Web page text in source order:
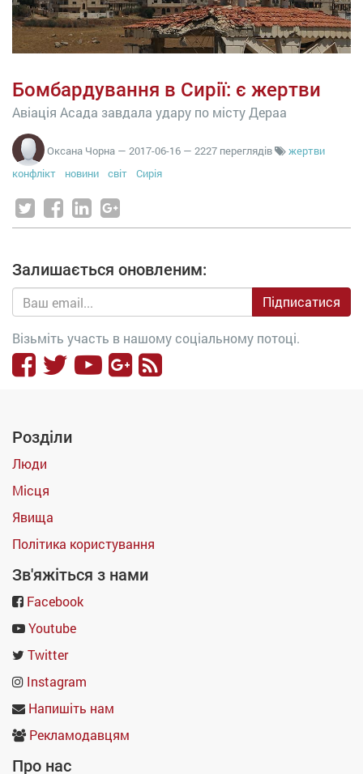
Бомбардування в Сирії: є жертви
Авіація Асада завдала удару по місту Дераа
Оксана Чорна — 2017-06-16 — 2227 переглядів
жертви
конфлікт
новини світ Сирія
Залишається оновленим:
Підписатися
Візьміть участь в нашому соціальному потоці.
Розділи
Люди
Місця
Явища
Політика користування
Зв'яжіться з нами
Facebook
Youtube
Twitter
Instagram
Напишіть нам
Рекламодавцям
Про нас